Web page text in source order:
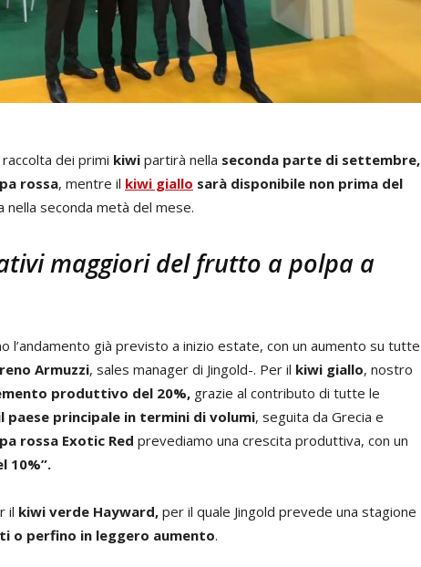
raccolta dei primi kiwi partirà nella seconda parte di settembre,
rossa, mentre il kiwi giallo sarà disponibile non prima del
nella seconda metà del mese.
maggiori del frutto a polpa a
l’andamento già previsto a inizio estate, con un aumento su tutte
Armuzzi, sales manager di Jingold-. Per il kiwi giallo, nostro
produttivo del 20%, grazie al contributo di tutte le
paese principale in termini di volumi, seguita da Grecia e
rossa Exotic Red prevediamo una crescita produttiva, con un
10%”.
il kiwi verde Hayward, per il quale Jingold prevede una stagione
o perfino in leggero aumento.